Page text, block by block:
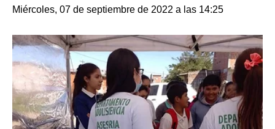
Miércoles, 07 de septiembre de 2022 a las 14:25